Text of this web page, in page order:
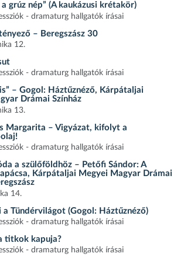
a grúz nép” (A kaukázusi krétakör)
- dramaturg hallgatók írásai
– Beregszász 30
12.
- dramaturg hallgatók írásai
– Gogol: Háztűznéző, Kárpátaljai
Drámai Színház
13.
Margarita – Vigyázat, kifolyt a
- dramaturg hallgatók írásai
a szülőföldhöz – Petőfi Sándor: A
Kárpátaljai Megyei Magyar Drámai
14.
a Tündérvilágot (Gogol: Háztűznéző)
- dramaturg hallgatók írásai
titkok kapuja?
- dramaturg hallgatók írásai